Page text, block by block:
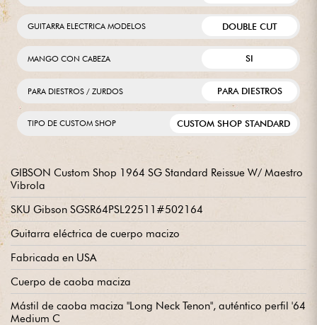
GUITARRA ELECTRICA MODELOS DOUBLE CUT
MANGO CON CABEZA SI
PARA DIESTROS / ZURDOS PARA DIESTROS
TIPO DE CUSTOM SHOP CUSTOM SHOP STANDARD
GIBSON Custom Shop 1964 SG Standard Reissue W/ Maestro
Vibrola
SKU Gibson SGSR64PSL22511#502164
Guitarra eléctrica de cuerpo macizo
Fabricada en USA
Cuerpo de caoba maciza
Mástil de caoba maciza "Long Neck Tenon", auténtico perfil '64
Medium C